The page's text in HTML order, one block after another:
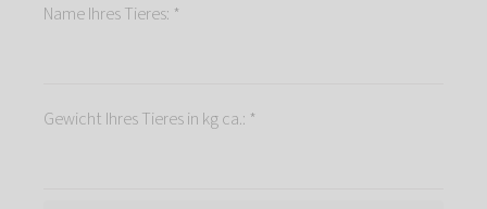
Name Ihres Tieres: *
Gewicht Ihres Tieres in kg ca.: *